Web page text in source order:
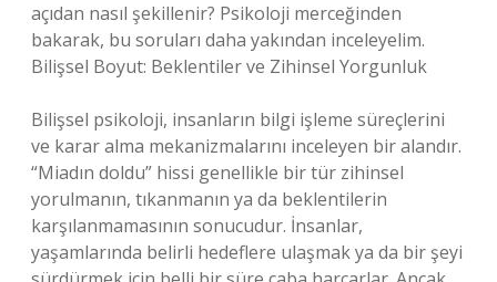
açıdan nasıl şekillenir? Psikoloji merceğinden
bakarak, bu soruları daha yakından inceleyelim.
Bilişsel Boyut: Beklentiler ve Zihinsel Yorgunluk
Bilişsel psikoloji, insanların bilgi işleme süreçlerini
ve karar alma mekanizmalarını inceleyen bir alandır.
“Miadın doldu” hissi genellikle bir tür zihinsel
yorulmanın, tıkanmanın ya da beklentilerin
karşılanmamasının sonucudur. İnsanlar,
yaşamlarında belirli hedeflere ulaşmak ya da bir şeyi